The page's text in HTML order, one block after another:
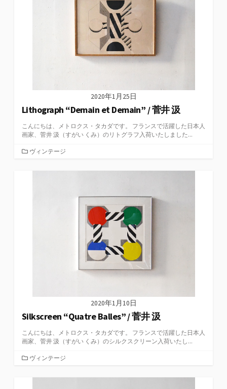
2020年1月25日
Lithograph “Demain et Demain” / 菅井 汲
こんにちは、メトロクス・タカダです。 フランスで活躍した日本人
画家、菅井 汲（すがい くみ）のリトグラフ入荷いたしました...
カヴィンテージ
2020年1月10日
Silkscreen “Quatre Balles” / 菅井 汲
こんにちは、メトロクス・タカダです。 フランスで活躍した日本人
画家、菅井 汲（すがい くみ）のシルクスクリーン入荷いたし...
カ
ゴ
ヴィンテージ